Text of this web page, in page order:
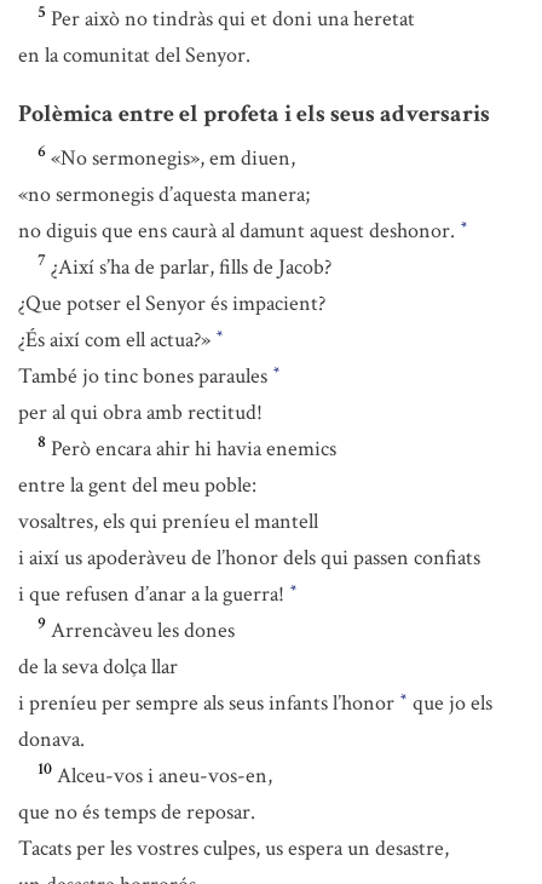
5 Per això no tindràs qui et doni una heretat
en la comunitat del Senyor.
Polèmica entre el profeta i els seus adversaris
6 «No sermonegis», em diuen,
«no sermonegis d’aquesta manera;
no diguis que ens caurà al damunt aquest deshonor. *
7 ¿Així s’ha de parlar, fills de Jacob?
¿Que potser el Senyor és impacient?
¿És així com ell actua?» *
També jo tinc bones paraules *
per al qui obra amb rectitud!
8 Però encara ahir hi havia enemics
entre la gent del meu poble:
vosaltres, els qui preníeu el mantell
i així us apoderàveu de l’honor dels qui passen confiats
i que refusen d’anar a la guerra! *
9 Arrencàveu les dones
de la seva dolça llar
i preníeu per sempre als seus infants l’honor * que jo els
donava.
10 Alceu-vos i aneu-vos-en,
que no és temps de reposar.
Tacats per les vostres culpes, us espera un desastre,